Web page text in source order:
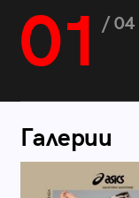
01 / 04
Галерии